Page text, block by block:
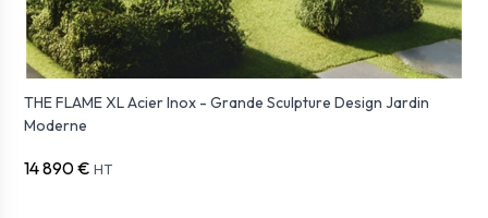
THE FLAME XL Acier Inox - Grande Sculpture Design Jardin
Moderne
14 890 € HT